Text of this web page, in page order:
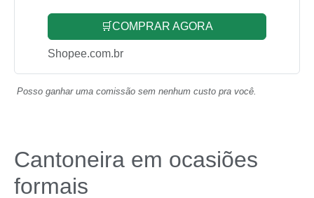
🛒COMPRAR AGORA
Shopee.com.br
Posso ganhar uma comissão sem nenhum custo pra você.
Cantoneira em ocasiões
formais